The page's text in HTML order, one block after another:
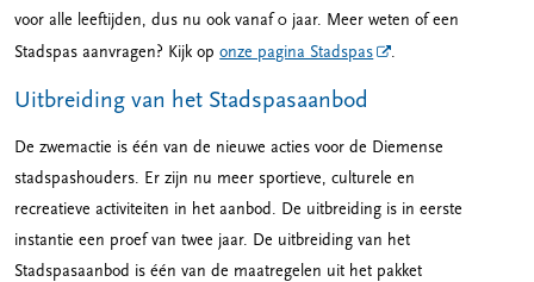
voor alle leeftijden, dus nu ook vanaf 0 jaar. Meer weten of een
Stadspas aanvragen? Kijk oponze pagina Stadspas .
Uitbreiding van het Stadspasaanbod
De zwemactie is één van de nieuwe acties voor de Diemense
stadspashouders. Er zijn nu meer sportieve, culturele en
recreatieve activiteiten in het aanbod. De uitbreiding is in eerste
instantie een proef van twee jaar. De uitbreiding van het
Stadspasaanbod is één van de maatregelen uit het pakket